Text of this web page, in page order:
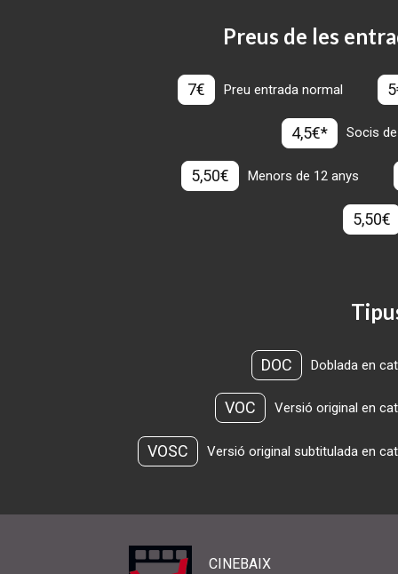
Preus de les
7€ Preu entrada normal
4,5€* Socis
5,50€ Menors de 12 anys
5,50€
DOC Doblada en
VOC Versió original en
VOSC Versió original subtitulada en
CINEBAIX